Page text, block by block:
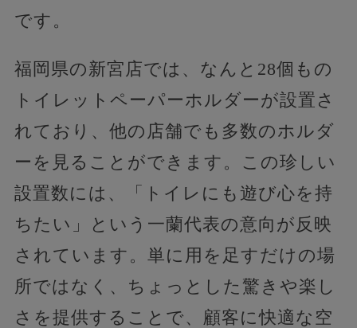
です。
福岡県の新宮店では、なんと28個もの
トイレットペーパーホルダーが設置さ
れており、他の店舗でも多数のホルダ
ーを見ることができます。この珍しい
設置数には、「トイレにも遊び心を持
ちたい」という一蘭代表の意向が反映
されています。単に用を足すだけの場
所ではなく、ちょっとした驚きや楽し
さを提供することで、顧客に快適な空